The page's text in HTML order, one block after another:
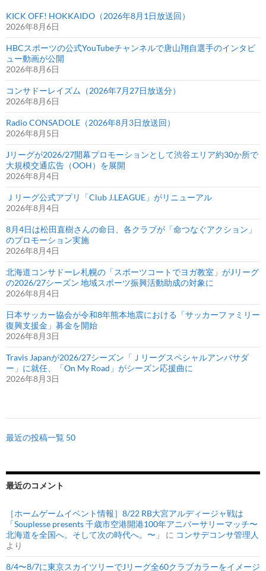
援
し
よ
う
～」
に
河
合
竜
二
C.R.C
と
ド
ー
レ
く
ん
が
出
演
KICK OFF! HOKKAIDO（2026年8月1日放送回）
2026年8月6日
HBCスポーツの公式YouTubeチャンネルで唐山翔自選手のインタビ
ュー動画が公開
2026年8月6日
コンサドーレイズム（2026年7月27日放送分）
2026年8月6日
Radio CONSADOLE（2026年8月3日放送回）
2026年8月5日
Jリーグが2026/27開幕プロモーションとして渋谷エリア約30か所で
大規模交通広告（OOH）を展開
2026年8月4日
Ｊリーグ公式アプリ「Club J.LEAGUE」がリニューアル
2026年8月4日
8月4日は松田直樹さんの命日、各クラブが「命つなぐアクション」
のプロモーション実施
2026年8月4日
北海道コンサドーレ札幌の「スポーツコートでヨガ教室」がJリーグ
の2026/27シーズン 地域スポーツ振興活動助成の対象に
2026年8月4日
日本サッカー協会が令和8年熊本地震における「サッカーファミリー
復興支援金」募金を開始
2026年8月3日
Travis Japanが2026/27シーズン「Ｊリーグスペシャルアンバサダ
ー」に就任、「On My Road」がシーズン応援曲に
2026年8月3日
最近の投稿一覧 50
最近のコメント
［ホームゲームイベント情報］8/22 RB大宮アルディージャ戦は
「Souplesse presents 千歳市空港開港100年アニバーサリーマッチ〜
北海道を全国へ。そして次の時代へ。〜」
に コンサデコンサ管理人
より
8/4〜8/7に東京スカイツリーでJリーグ全60クラブカラーをイメージ